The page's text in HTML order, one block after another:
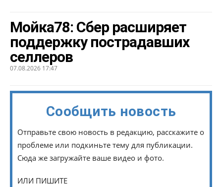
Мойка78: Сбер расширяет
поддержку пострадавших
селлеров
07.08.2026 17:47
Сообщить новость
Отправьте свою новость в редакцию, расскажите о
проблеме или подкиньте тему для публикации.
Сюда же загружайте ваше видео и фото.
ИЛИ ПИШИТЕ